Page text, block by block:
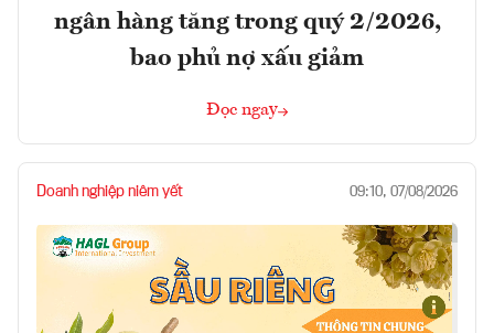
ngân hàng tăng trong quý 2/2026,
bao phủ nợ xấu giảm
Đọc ngay
Doanh nghiệp niêm yết 09:10, 07/08/2026